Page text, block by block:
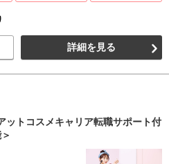
詳細を見る
ットコスメキャリア転職サポート付